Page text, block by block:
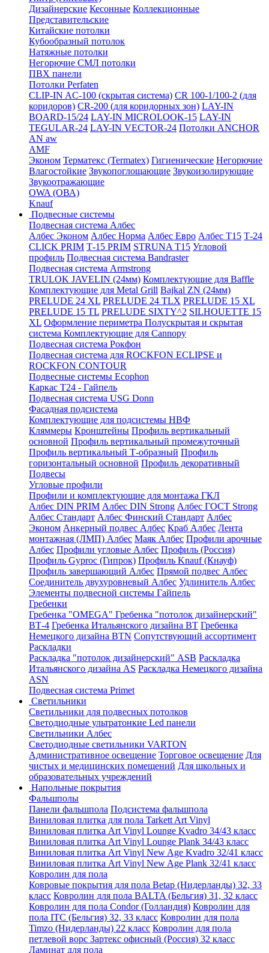
Дизайнерские Кесонные Коллекционные
Представительские
Китайские потолки
Кубообразный потолок
Натяжные потолки
Негорючие СМЛ потолки
ПВХ панели
Потолки Perfaten
CLIP-IN AC-100 (скрытая система) CR 100-1/100-2 (для
коридоров) CR-200 (для коридорных зон) LAY-IN
BOARD-15/24 LAY-IN MICROLOOK-15 LAY-IN
TEGULAR-24 LAY-IN VECTOR-24 Потолки ANCHOR
AN aw
AMF
Эконом Терматекс (Termatex) Гигиенические Негорючие
Влагостойкие Звукопоглощающие Звукоизолирующие
Звукоотражающие
OWA (ОВА)
Knauf
Подвесные системы
Подвесная система Албес
Албес Эконом Албес Норма Албес Евро Албес T15 Т-24
CLICK PRIM Т-15 PRIM STRUNA Т15 Угловой
профиль Подвесная система Bandraster
Подвесная система Armstrong
TRULOK JAVELIN (24мм) Комплектующие для Baffle
Комплектующие для Metal Grill Bajkal ZN (24мм)
PRELUDE 24 XL PRELUDE 24 TLX PRELUDE 15 XL
PRELUDE 15 TL PRELUDE SIXTY^2 SILHOUETTE 15
XL Оформление периметра Полускрытая и скрытая
система Комплектующие для Cannopy
Подвесная система Рокфон
Подвесная система для ROCKFON ECLIPSE и
ROCKFON CONTOUR
Подвесные системы Ecophon
Каркас Т24 - Гайпель
Подвесная система USG Donn
Фасадная подсистема
Комплектующие для подсистемы НВФ
Кляммеры Кронштейны Профиль вертикальный
основной Профиль вертикальный промежуточный
Профиль вертикальный Т-образный Профиль
горизонтальный основной Профиль декоративный
Подвесы
Угловые профили
Профили и комплектующие для монтажа ГКЛ
Албес DIN PRIM Албес DIN Strong Албес ГОСТ Strong
Албес Стандарт Албес Финский Стандарт Албес
Эконом Анкерный подвес Албес Краб Албес Лента
монтажная (ЛМП) Албес Маяк Албес Профили арочные
Албес Профили угловые Албес Профиль (Россия)
Профиль Gyproc (Гипрок) Профиль Knauf (Кнауф)
Профиль завершающий Албес Прямой подвес Албес
Соединитель двухуровневый Албес Удлинитель Албес
Элементы подвесной системы Гайпель
Гребенки
Гребенка "OMEGA" Гребенка "потолок дизайнерский"
ВТ-4 Гребенка Итальянского дизайна BT Гребенка
Немецкого дизайна ВТN Сопутствующий ассортимент
Раскладки
Раскладка "потолок дизайнерский" ASB Раскладка
Итальянского дизайна AS Раскладка Немецкого дизайна
АSN
Подвесная система Primet
Светильники
Светильники для подвесных потолков
Светодиодные ультратонкие Led панели
Светильники Албес
Светодиодные светильники VARTON
Административное освещение Торговое освещение Для
чистых и медицинских помещений Для школьных и
образовательных учреждений
Напольные покрытия
Фальшполы
Панели фальшпола Подсистема фальшпола
Виниловая плитка для пола Tarkett Art Vinyl
Виниловая плитка Art Vinyl Lounge Kvadro 34/43 класс
Виниловая плитка Art Vinyl Lounge Plank 34/43 класс
Виниловая плитка Art Vinyl New Age Kvadro 32/41 класс
Виниловая плитка Art Vinyl New Age Plank 32/41 класс
Ковролин для пола
Ковровые покрытия для пола Betap (Нидерланды) 32, 33
класс Ковролин для пола BALTA (Бельгия) 31, 32 класс
Ковролин для пола Condor (Голландия) Ковролин для
пола ITC (Бельгия) 32, 33 класс Ковролин для пола
Timzo (Нидерланды) 22 класс Ковролин для пола
петлевой ворс Зартекс офисный (Россия) 32 класс
Ламинат для пола